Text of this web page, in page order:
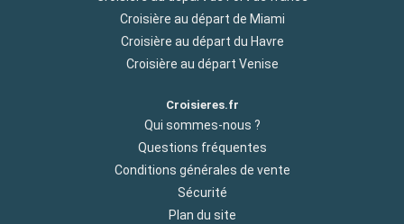
Croisière au départ de Miami
Croisière au départ du Havre
Croisière au départ Venise
Croisieres.fr
Qui sommes-nous ?
Questions fréquentes
Conditions générales de vente
Sécurité
Plan du site